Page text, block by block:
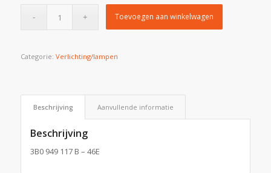
Toevoegen aan winkelwagen
Categorie: Verlichting/lampen
Beschrijving Aanvullende informatie
Beschrijving
3B0 949 117 B – 46E